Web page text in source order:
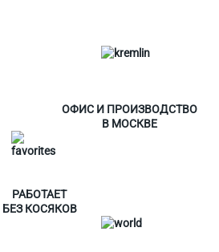
ОФИС И ПРОИЗВОДСТВО
В МОСКВЕ
РАБОТАЕТ
БЕЗ КОСЯКОВ